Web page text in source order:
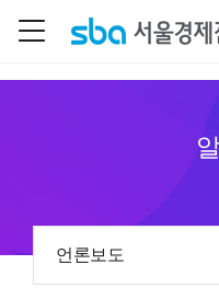
언론보도